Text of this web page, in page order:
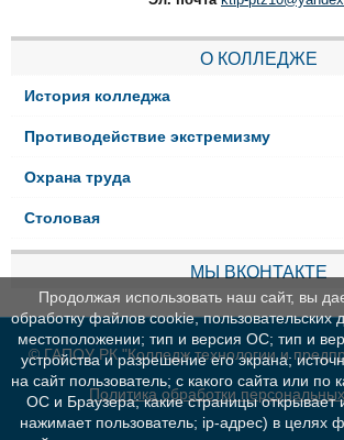
О КОЛЛЕДЖЕ
История колледжа
Противодействие экстремизму
Охрана труда
Столовая
МЫ ВКОНТАКТЕ
© ГАПОУ РК "Колледж технологии и
Политика обработки
Продолжая использовать наш сайт, вы
обработку файлов cookie, пользовательских
местоположении; тип и версия ОС; тип и
устройства и разрешение его экрана;
на сайт пользователь; с какого сайта или по
ОС и Браузера; какие страницы открывает
нажимает пользователь; ip-адрес) в целях